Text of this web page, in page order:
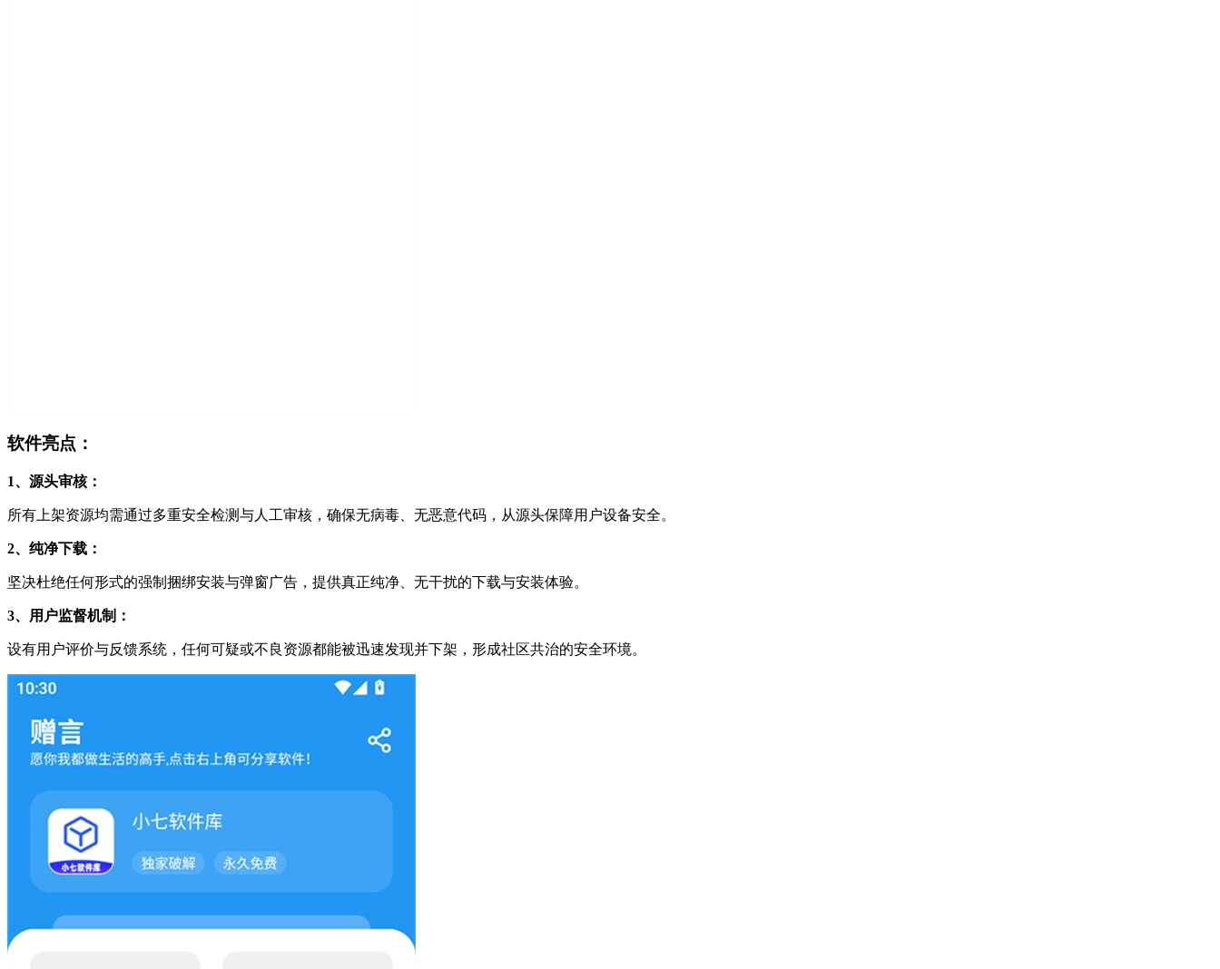
软件亮点：
1、源头审核：
所有上架资源均需通过多重安全检测与人工审核，确保无病毒、无恶意代码，从源头保障用户设备安全。
2、纯净下载：
坚决杜绝任何形式的强制捆绑安装与弹窗广告，提供真正纯净、无干扰的下载与安装体验。
3、用户监督机制：
设有用户评价与反馈系统，任何可疑或不良资源都能被迅速发现并下架，形成社区共治的安全环境。